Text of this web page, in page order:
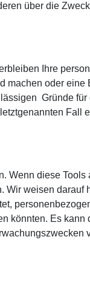
über die
Ihre
machen oder eine
Gründe
Fall
Wenn diese Tools
weisen darauf
könnten. Es kann